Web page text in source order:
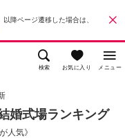
降ページ遷移した場合は、
検索 お気に入り メニュー
婚式場ランキング
人気》